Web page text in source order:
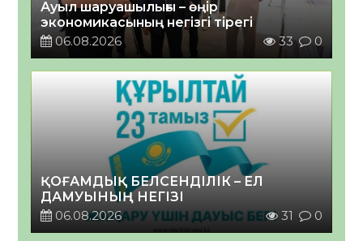
Ауыл шаруашылығы – өңір
экономикасының негізгі тірегі
06.08.2026
33 0
ҚОҒАМДЫҚ БЕЛСЕНДІЛІК – ЕЛ
ДАМУЫНЫҢ НЕГІЗІ
06.08.2026
31 0